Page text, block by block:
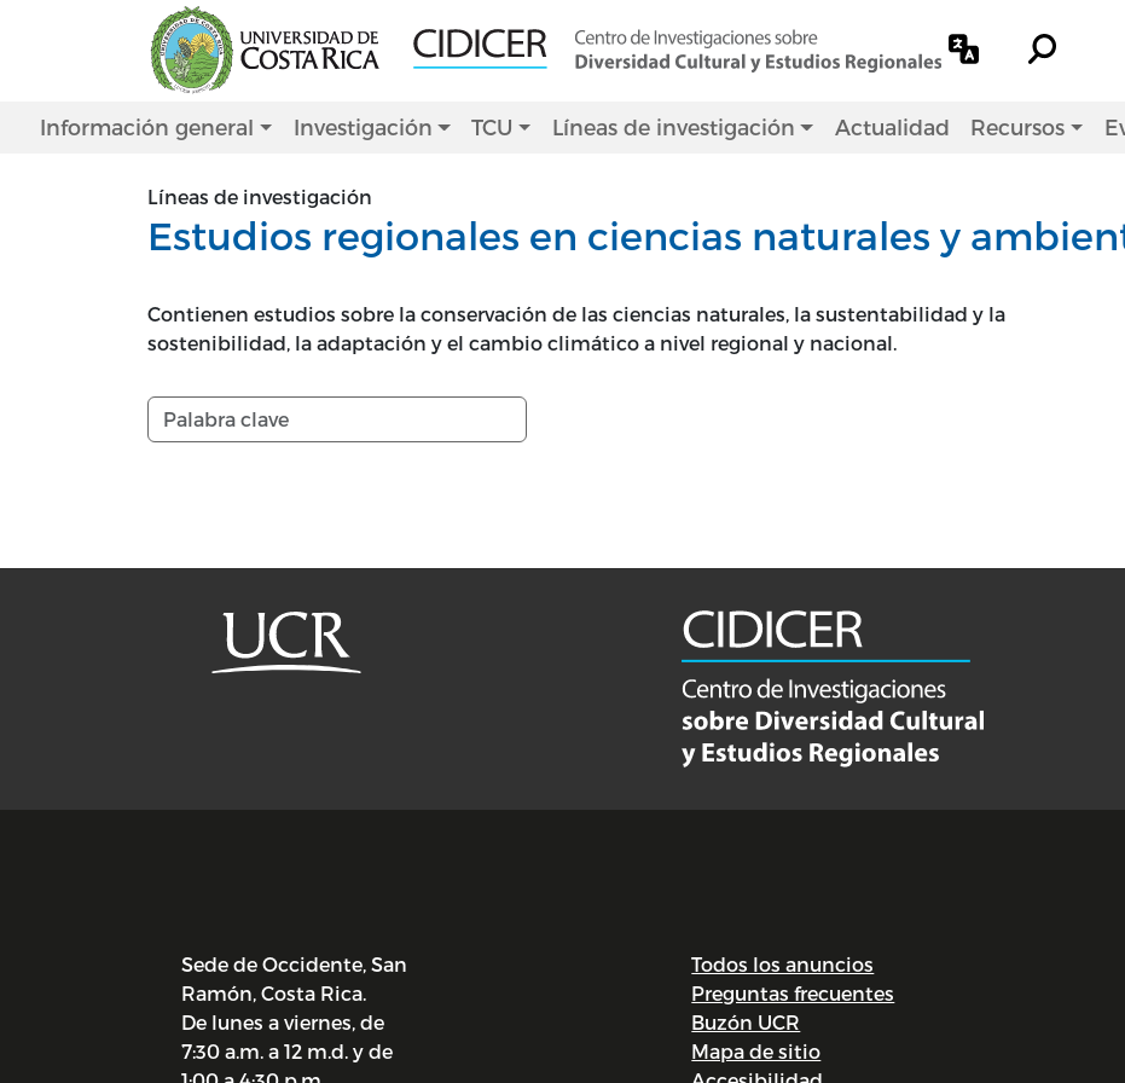
Pasar al contenido principal
Main navigation
Información general Investigación TCU Líneas de investigación Actualidad Recursos
Líneas de investigación
Estudios regionales en ciencias naturales y
Contienen estudios sobre la conservación de las ciencias naturales, la sustentabilidad y la
sostenibilidad, la adaptación y el cambio climático a nivel regional y nacional.
Sede de Occidente, San
Ramón, Costa Rica.
De lunes a viernes, de
7:30 a.m. a 12 m.d. y de
Todos los anuncios
Preguntas frecuentes
Buzón UCR
Mapa de sitio